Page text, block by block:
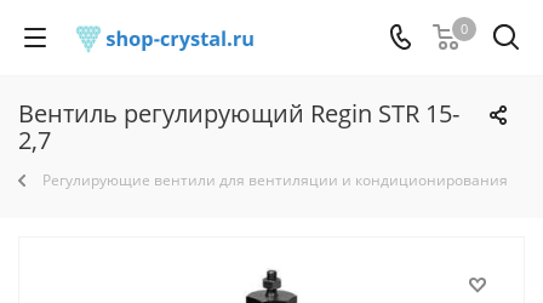
0
Вентиль регулирующий Regin STR 15-
2,7
Регулирующие вентили для вентиляции и кондиционирования